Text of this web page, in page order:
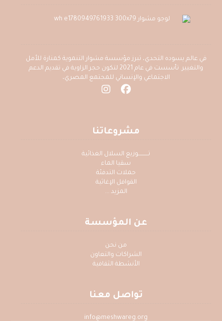
في عالم يسوده التحدي، تبرز مؤسسة مشوار التنموية كمنارة للأمل
والتغيير. تأسست في عام 2021 لتكون حجر الزاوية في تقديم الدعم
الاجتماعي والإنساني للمجتمع المصري،
مشروعاتنا
تــــــــــوزيع السلال الغذائية
سقيا الماء
حملات التدفئة
القوافل الإغاثية
المزيد ...
عن المؤسسة
من نحن
الشراكات والتعاون
الأنشطة الثقافية
تواصل معنا
info@meshwareg.org